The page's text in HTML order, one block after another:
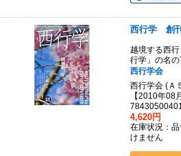
西行学 創
越境する西
行学」の名
西行学会
西行学会 (Ａ
【2010年
4,620円
在庫状況：
けません